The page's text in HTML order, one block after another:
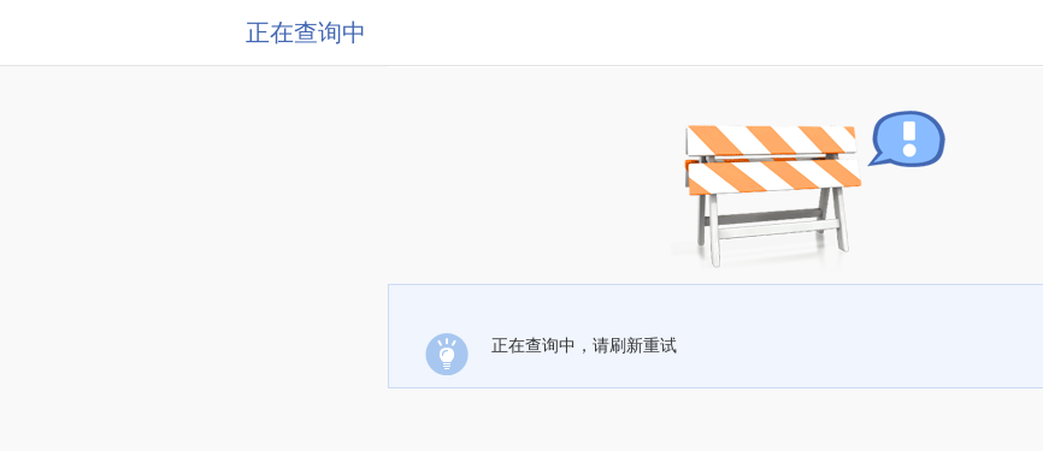
正在查询中
正在查询中，请刷新重试